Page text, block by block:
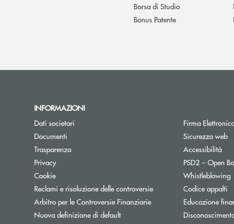
Borsa di Studio
Bonus Patente
INFORMAZIONI
Dati societari
Documenti
Trasparenza
PrivacyApre una nuova finestra
CookieApre una nuova finestra
Reclami e risoluzione delle controversieApre una nuova finestra
Arbitro per le Controversie FinanziarieApre una nuova finestra
Nuova definizione di default
Firma
Sicurezza web
Accessibilità
PSD2 – Open
Whistleblowing
Codice appalti
Educazione